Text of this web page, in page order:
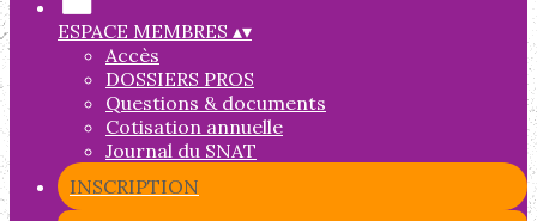
ESPACE MEMBRES ▴▾
Accès
DOSSIERS PROS
Questions & documents
Cotisation annuelle
Journal du SNAT
INSCRIPTION